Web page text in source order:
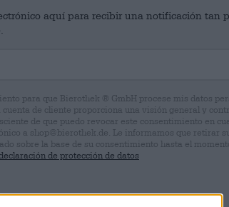
aquí para recibir una notificación tan
para que Bierothek ® GmbH procese mis datos
cuenta de cliente proporciona una visión general y
de que puedo revocar este consentimiento en
a shop@bierothek.de. Le informamos que retirar
sobre la base de su consentimiento hasta el
de protección de datos